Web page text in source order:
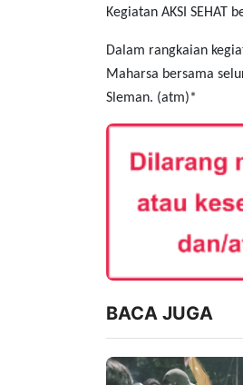
Kegiatan AKSI
Dalam rangkaian
Maharsa bersama
Sleman. (atm)*
BACA JUGA